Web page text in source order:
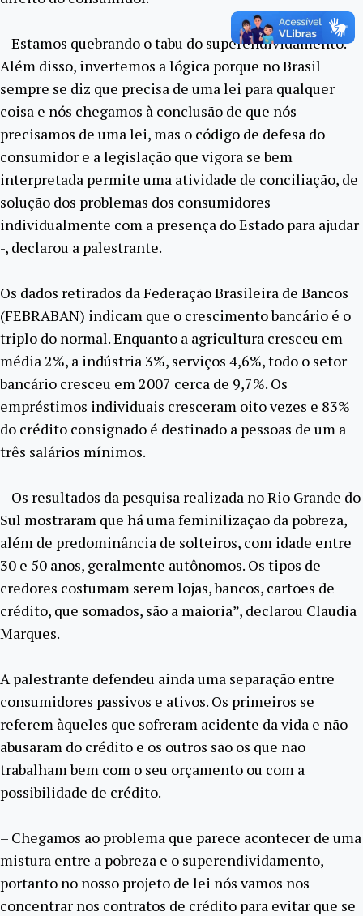
– Estamos quebrando o tabu do superendividamento.
Além disso, invertemos a lógica porque no Brasil
sempre se diz que precisa de uma lei para qualquer
coisa e nós chegamos à conclusão de que nós
precisamos de uma lei, mas o código de defesa do
consumidor e a legislação que vigora se bem
interpretada permite uma atividade de conciliação, de
solução dos problemas dos consumidores
individualmente com a presença do Estado para ajudar
-, declarou a palestrante.
Os dados retirados da Federação Brasileira de Bancos
(FEBRABAN) indicam que o crescimento bancário é o
triplo do normal. Enquanto a agricultura cresceu em
média 2%, a indústria 3%, serviços 4,6%, todo o setor
bancário cresceu em 2007 cerca de 9,7%. Os
empréstimos individuais cresceram oito vezes e 83%
do crédito consignado é destinado a pessoas de um a
três salários mínimos.
– Os resultados da pesquisa realizada no Rio Grande do
Sul mostraram que há uma feminilização da pobreza,
além de predominância de solteiros, com idade entre
30 e 50 anos, geralmente autônomos. Os tipos de
credores costumam serem lojas, bancos, cartões de
crédito, que somados, são a maioria”, declarou Claudia
Marques.
A palestrante defendeu ainda uma separação entre
consumidores passivos e ativos. Os primeiros se
referem àqueles que sofreram acidente da vida e não
abusaram do crédito e os outros são os que não
trabalham bem com o seu orçamento ou com a
possibilidade de crédito.
– Chegamos ao problema que parece acontecer de uma
mistura entre a pobreza e o superendividamento,
portanto no nosso projeto de lei nós vamos nos
concentrar nos contratos de crédito para evitar que se